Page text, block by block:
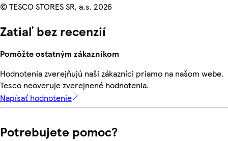
© TESCO STORES SR, a.s. 2026
Zatiaľ bez recenzií
Pomôžte ostatným zákazníkom
Hodnotenia zverejňujú naši zákazníci priamo na našom webe.
Tesco neoveruje zverejnené hodnotenia.
Napísať hodnotenie
Potrebujete pomoc?